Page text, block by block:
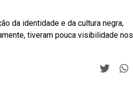
da identidade e da cultura negra,
tiveram pouca visibilidade nos